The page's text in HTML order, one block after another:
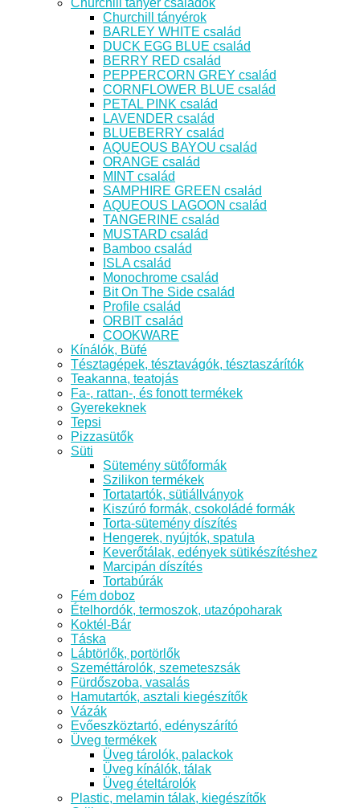
Churchill tányérok
BARLEY WHITE család
DUCK EGG BLUE család
BERRY RED család
PEPPERCORN GREY család
CORNFLOWER BLUE család
PETAL PINK család
LAVENDER család
BLUEBERRY család
AQUEOUS BAYOU család
ORANGE család
MINT család
SAMPHIRE GREEN család
AQUEOUS LAGOON család
TANGERINE család
MUSTARD család
Bamboo család
ISLA család
Monochrome család
Bit On The Side család
Profile család
ORBIT család
COOKWARE
Kínálók, Büfé
Tésztagépek, tésztavágók, tésztaszárítók
Teakanna, teatojás
Fa-, rattan-, és fonott termékek
Gyerekeknek
Tepsi
Pizzasütők
Süti
Sütemény sütőformák
Szilikon termékek
Tortatartók, sütiállványok
Kiszúró formák, csokoládé formák
Torta-sütemény díszítés
Hengerek, nyújtók, spatula
Keverőtálak, edények sütikészítéshez
Marcipán díszítés
Tortabúrák
Fém doboz
Ételhordók, termoszok, utazópoharak
Koktél-Bár
Táska
Lábtörlők, portörlők
Szeméttárolók, szemeteszsák
Fürdőszoba, vasalás
Hamutartók, asztali kiegészítők
Vázák
Evőeszköztartó, edényszárító
Üveg termékek
Üveg tárolók, palackok
Üveg kínálók, tálak
Üveg ételtárolók
Plastic, melamin tálak, kiegészítők